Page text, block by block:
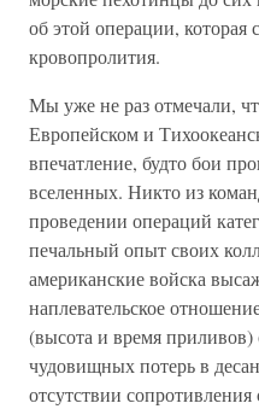
об этой операции, которая
кровопролития.
Мы уже не раз отмечали,
Европейском и
впечатление, будто бои
вселенных. Никто из
проведении операций
печальный опыт своих
американские войска
наплевательское
(высота и время
чудовищных потерь в
отсутствии